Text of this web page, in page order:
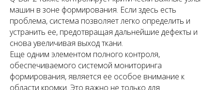
машин в зоне формирования. Если здесь есть
проблема, система позволяет легко определить и
устранить ее, предотвращая дальнейшие дефекты и
снова увеличивая выход ткани.
Еще одним элементом полного контроля,
обеспечиваемого системой мониторинга
формирования, является ее особое внимание к
области кромки. Это важно не только для